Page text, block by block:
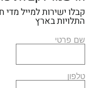
קבלו ישירות למייל מדי
התלויות בארץ
שם פרטי
טלפון